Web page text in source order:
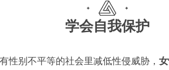
学会自我保护
性别不平等的社会里减低性侵威胁，